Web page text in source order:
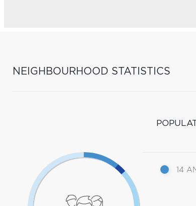
NEIGHBOURHOOD STATISTICS
14